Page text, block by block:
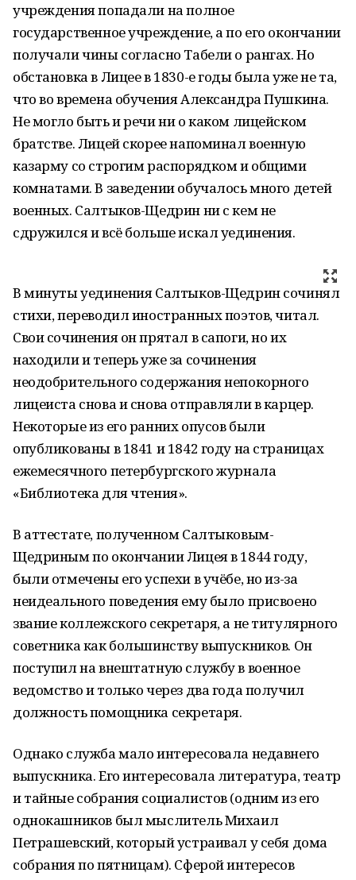
учреждения попадали на полное
государственное учреждение, а по его окончании
получали чины согласно Табели о рангах. Но
обстановка в Лицее в 1830-е годы была уже не та,
что во времена обучения Александра Пушкина.
Не могло быть и речи ни о каком лицейском
братстве. Лицей скорее напоминал военную
казарму со строгим распорядком и общими
комнатами. В заведении обучалось много детей
военных. Салтыков-Щедрин ни с кем не
сдружился и всё больше искал уединения.
В минуты уединения Салтыков-Щедрин сочинял
стихи, переводил иностранных поэтов, читал.
Свои сочинения он прятал в сапоги, но их
находили и теперь уже за сочинения
неодобрительного содержания непокорного
лицеиста снова и снова отправляли в карцер.
Некоторые из его ранних опусов были
опубликованы в 1841 и 1842 году на страницах
ежемесячного петербургского журнала
«Библиотека для чтения».
В аттестате, полученном Салтыковым-
Щедриным по окончании Лицея в 1844 году,
были отмечены его успехи в учёбе, но из-за
неидеального поведения ему было присвоено
звание коллежского секретаря, а не титулярного
советника как большинству выпускников. Он
поступил на внештатную службу в военное
ведомство и только через два года получил
должность помощника секретаря.
Однако служба мало интересовала недавнего
выпускника. Его интересовала литература, театр
и тайные собрания социалистов (одним из его
однокашников был мыслитель Михаил
Петрашевский, который устраивал у себя дома
собрания по пятницам). Сферой интересов